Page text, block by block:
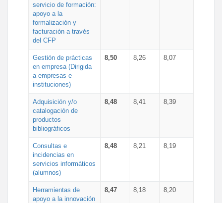
servicio de formación:
apoyo a la
formalización y
facturación a través
del CFP
Gestión de prácticas
en empresa (Dirigida
a empresas e
instituciones)
8,50 8,26 8,07
Adquisición y/o
catalogación de
productos
bibliográficos
8,48 8,41 8,39
Consultas e
incidencias en
servicios informáticos
(alumnos)
8,48 8,21 8,19
Herramientas de
apoyo a la innovación
8,47 8,18 8,20